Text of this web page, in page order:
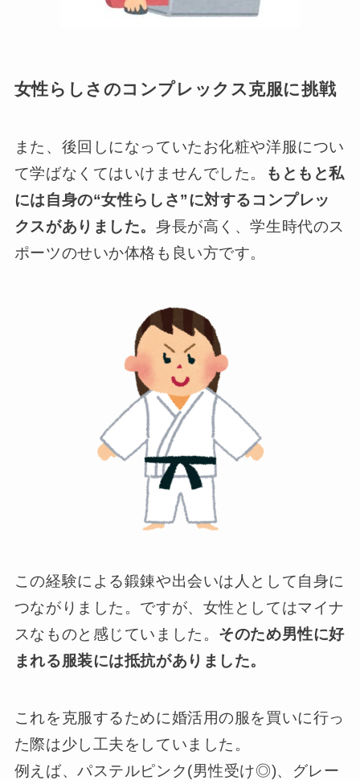
女性らしさのコンプレックス克服に挑戦
また、後回しになっていたお化粧や洋服につい
て学ばなくてはいけませんでした。
もともと私
には自身の“女性らしさ”に対するコンプレッ
クスがありました。 身長が高く、学生時代のス
ポーツのせいか体格も良い方です。
この経験による鍛錬や出会いは人として自身に
つながりました。ですが、女性としてはマイナ
スなものと感じていました。 そのため男性に好
まれる服装には抵抗がありました。
これを克服するために婚活用の服を買いに行っ
た際は少し工夫をしていました。
例えば、パステルピンク(男性受け◎)、グレー